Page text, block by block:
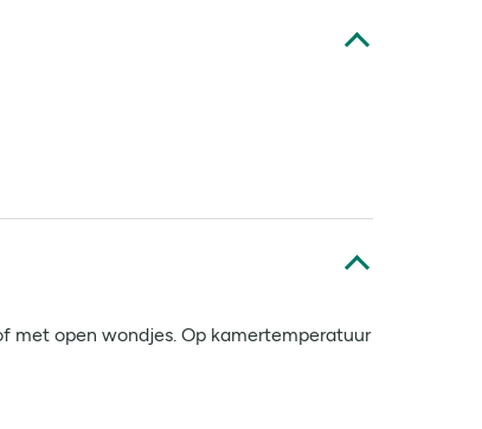
met open wondjes. Op kamertemperatuur